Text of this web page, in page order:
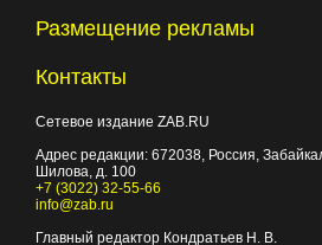
Размещение рекламы
Контакты
Сетевое издание ZAB.RU
Адрес редакции: 672038, Россия,
Шилова, д. 100
+7 (3022) 32-55-66
info@zab.ru
Главный редактор Кондратьев Н. В.